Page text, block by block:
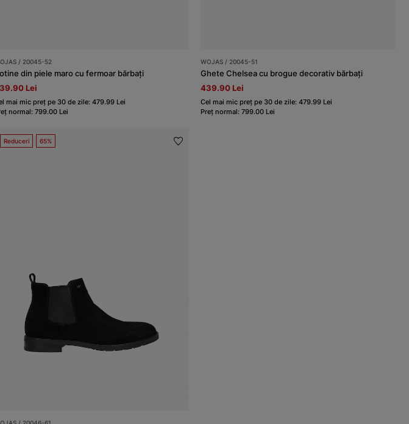
/ 20045-52
din piele maro cu fermoar bărbați
Lei
mai mic preț pe 30 de zile: 479.99 Lei
normal: 799.00 Lei
WOJAS / 20045-51
Ghete Chelsea cu brogue decorativ bărbați
439.90 Lei
Cel mai mic preț pe 30 de zile: 479.99 Lei
Preț normal: 799.00 Lei
Reduceri 65%